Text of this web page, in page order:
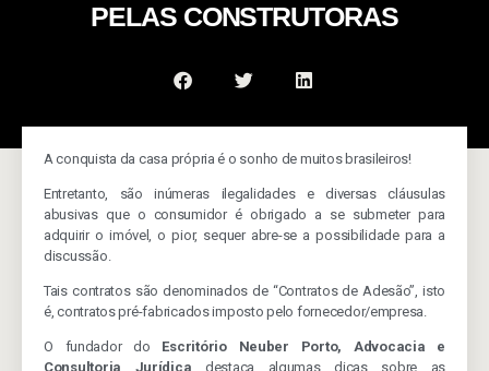
PELAS CONSTRUTORAS
A conquista da casa própria é o sonho de muitos brasileiros!
Entretanto, são inúmeras ilegalidades e diversas cláusulas
abusivas que o consumidor é obrigado a se submeter para
adquirir o imóvel, o pior, sequer abre-se a possibilidade para a
discussão.
Tais contratos são denominados de “Contratos de Adesão”, isto
é, contratos pré-fabricados imposto pelo fornecedor/empresa.
O fundador do Escritório Neuber Porto, Advocacia e
Consultoria Jurídica destaca algumas dicas sobre as